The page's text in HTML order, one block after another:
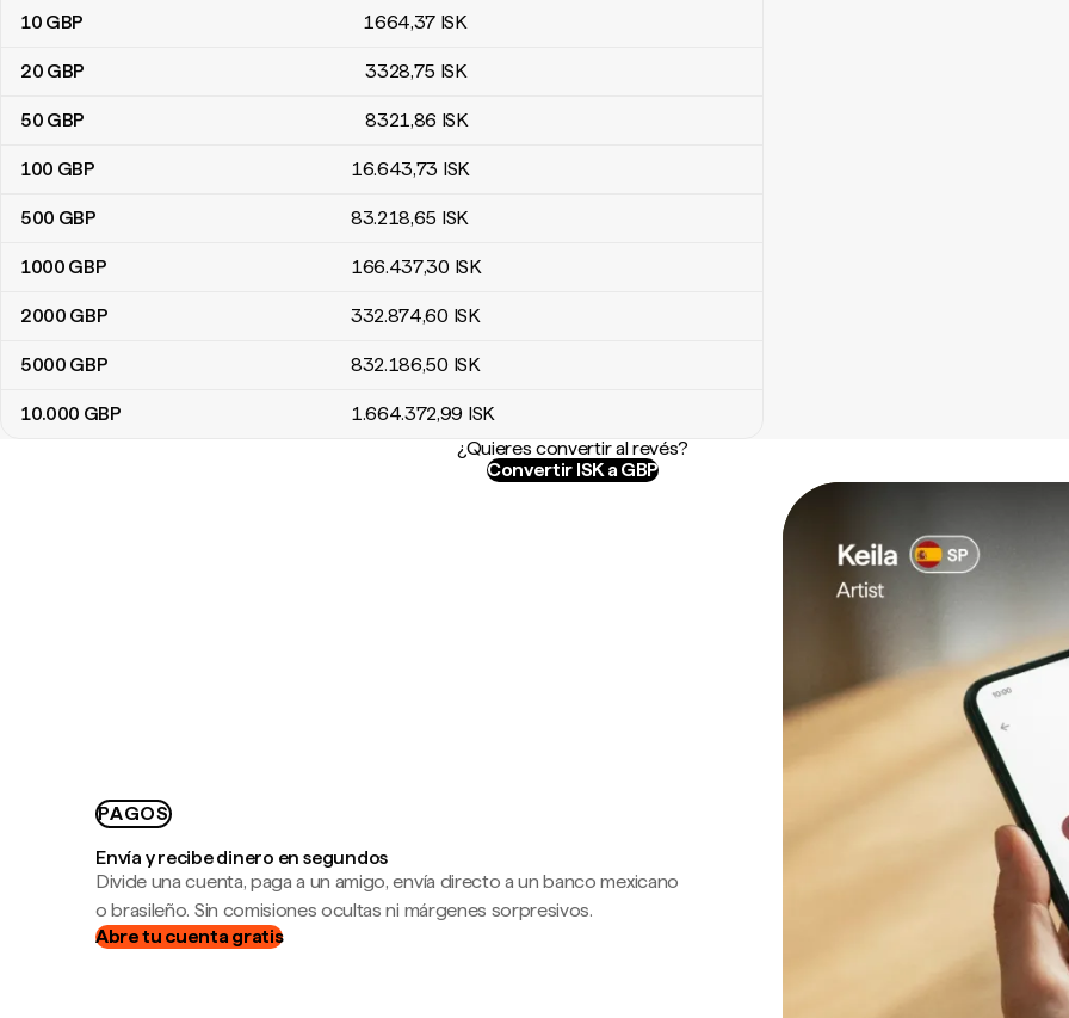
10 GBP 1664,37 ISK
20 GBP 3328,75 ISK
50 GBP 8321,86 ISK
100 GBP 16.643,73 ISK
500 GBP 83.218,65 ISK
1000 GBP 166.437,30 ISK
2000 GBP 332.874,60 ISK
5000 GBP 832.186,50 ISK
10.000 GBP 1.664.372,99 ISK
¿Quieres convertir al revés?
Convertir ISK a GBP
PAGOS
Envía y recibe dinero en segundos
Divide una cuenta, paga a un amigo, envía directo a un banco mexicano
o brasileño. Sin comisiones ocultas ni márgenes sorpresivos.
Abre tu cuenta gratis